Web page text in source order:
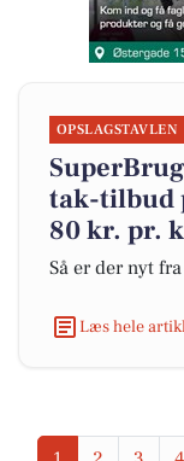
OPSLAGSTAVLEN
tak-tilbud
80 kr. pr.
Så er der nyt
Læs hele